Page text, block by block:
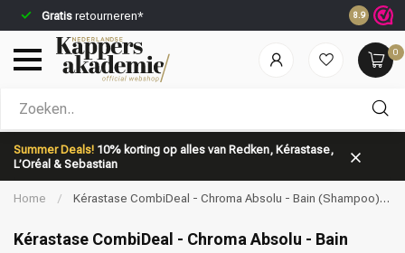
Gratis retourneren* Voor
8.9
0
Summer Deals! 10% korting op alles van Redken, Kérastase,
L’Oréal & Sebastian
Welke categorie ben jij naar op zoek?
Home /
Kérastase CombiDeal - Chroma Absolu - Bain (Shampoo)
gekleurd haar
Kérastase CombiDeal - Chroma Absolu - Bain